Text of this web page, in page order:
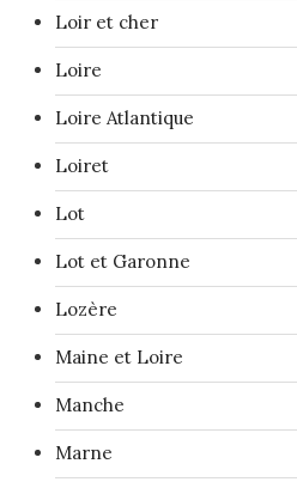
Loir et cher
Loire
Loire Atlantique
Loiret
Lot
Lot et Garonne
Lozère
Maine et Loire
Manche
Marne